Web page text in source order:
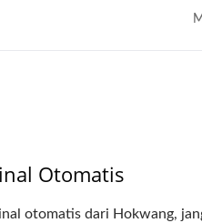
Otomatis
otomatis dari Hokwang,